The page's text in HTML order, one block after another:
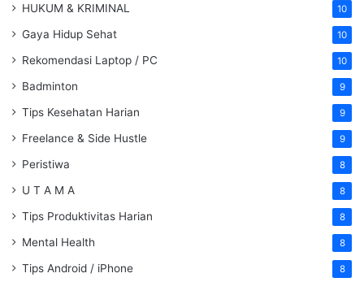
HUKUM & KRIMINAL 10
Gaya Hidup Sehat 10
Rekomendasi Laptop / PC 10
Badminton 9
Tips Kesehatan Harian 9
Freelance & Side Hustle 9
Peristiwa 8
U T A M A 8
Tips Produktivitas Harian 8
Mental Health 8
Tips Android / iPhone 8